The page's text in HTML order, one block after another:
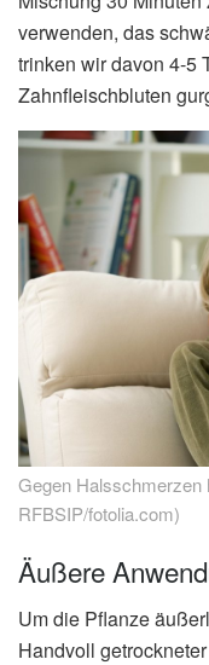
verwenden, das
trinken wir davon 4-5
Zahnfleischbluten
Gegen Halsschmerzen
RFBSIP/fotolia.com)
Äußere
Um die Pflanze
Handvoll